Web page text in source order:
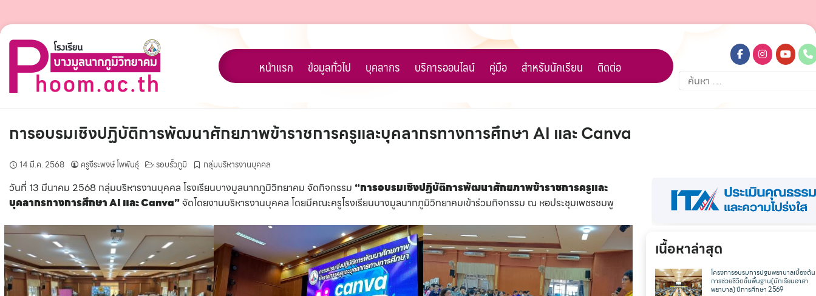
Skip
content
หน้าแรก ข้อมูลทั่วไป บุคลากร บริการออนไลน์ คู่มือ สำหรับนักเรียน ติดต่อ
ค้นหา
สำหรับ:
การอบรมเชิงปฏิบัติการพัฒนาศักยภาพข้าราชการครูและบุคลากรทางการศึกษา AI และ Canva
14 มี.ค. 2568 ครูจีระพงษ์ โพพันธุ์ รอบรั้วภูมิ กลุ่มบริหารงานบุคคล
วันที่ 13 มีนาคม 2568 กลุ่มบริหารงานบุคคล โรงเรียนบางมูลนากภูมิวิทยาคม จัดกิจกรรม “การอบรมเชิงปฏิบัติการพัฒนาศักยภาพข้าราชการครูและ
บุคลากรทางการศึกษา AI และ Canva”จัดโดยงานบริหารงานบุคคล โดยมีคณะครูโรงเรียนบางมูลนากภูมิวิทยาคมเข้าร่วมกิจกรรม ณ หอประชุมเพชรชมพู
เนื้อหาล่าสุด
โครงการอบรมการปฐมพยาบาลเบื้องต้น
การช่วยชีวิตขั้นพื้นฐาน(นักเรียนอาสา
พยาบาล) ปีการศึกษา 2569